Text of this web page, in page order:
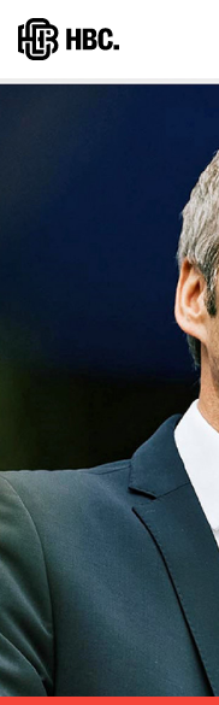
Direkt
zum
Inhalt